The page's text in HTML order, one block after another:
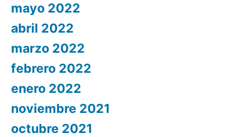
mayo 2022
abril 2022
marzo 2022
febrero 2022
enero 2022
noviembre 2021
octubre 2021